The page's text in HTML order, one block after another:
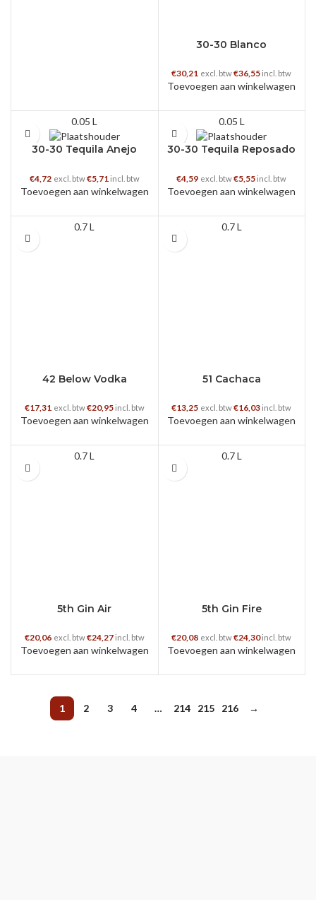
30-30 Blanco
€30,21 excl. btw€36,55 incl. btw
Toevoegen aan winkelwagen
0.05 L
30-30 Tequila Anejo
€4,72 excl. btw€5,71 incl. btw
Toevoegen aan winkelwagen
0.05 L
30-30 Tequila Reposado
€4,59 excl. btw€5,55 incl. btw
Toevoegen aan winkelwagen
0.7 L
42 Below Vodka
€17,31 excl. btw€20,95incl. btw
Toevoegen aan winkelwagen
0.7 L
51 Cachaca
€13,25 excl. btw€16,03 incl. btw
Toevoegen aan winkelwagen
0.7 L
5th Gin Air
€20,06 excl. btw€24,27incl. btw
Toevoegen aan winkelwagen
0.7 L
5th Gin Fire
€20,08 excl. btw€24,30incl. btw
Toevoegen aan winkelwagen
1 2 3 4 … 214 215 216 →